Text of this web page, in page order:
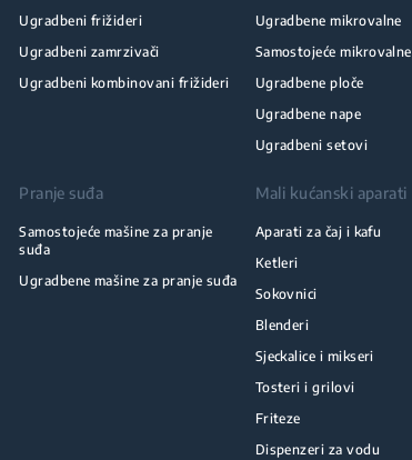
Ugradbeni frižideri
Ugradbeni zamrzivači
Ugradbeni kombinovani frižideri
Ugradbene mikrovalne
Samostojeće mikrovalne
Ugradbene ploče
Ugradbene nape
Ugradbeni setovi
Pranje suđa
Samostojeće mašine za pranje
suđa
Ugradbene mašine za pranje suđa
Mali kućanski aparati
Aparati za čaj i kafu
Ketleri
Sokovnici
Blenderi
Sjeckalice i mikseri
Tosteri i grilovi
Friteze
Dispenzeri za vodu